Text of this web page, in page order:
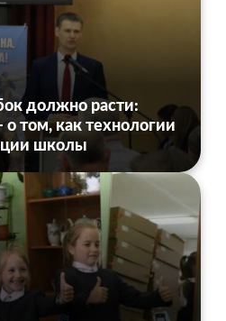
должно расти:
том, как технологии
школы